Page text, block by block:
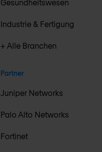
Gesundheitswesen
Industrie & Fertigung
+ Alle Branchen
Partner
Juniper Networks
Palo Alto Networks
Fortinet